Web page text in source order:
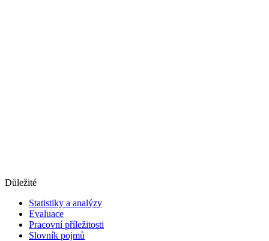
Důležité
Statistiky a analýzy
Evaluace
Pracovní příležitosti
Slovník pojmů